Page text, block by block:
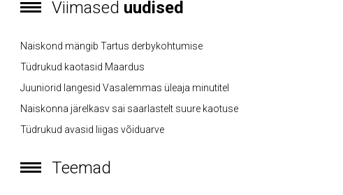
Viimased uudised
Naiskond mängib Tartus derbykohtumise
Tüdrukud kaotasid Maardus
Juuniorid langesid Vasalemmas üleaja minutitel
Naiskonna järelkasv sai saarlastelt suure kaotuse
Tüdrukud avasid liigas võiduarve
Teemad